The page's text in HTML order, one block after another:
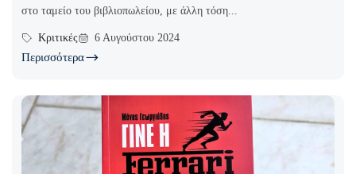
στο ταμείο του βιβλιοπωλείου, με άλλη τόση...
Κριτικές 6 Αυγούστου 2024
Περισσότερα